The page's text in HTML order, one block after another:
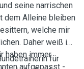
seine narrischen
dem Alleine bleiben
welche mir
Daher weiß ich
haben immer
aufgepasst -
für